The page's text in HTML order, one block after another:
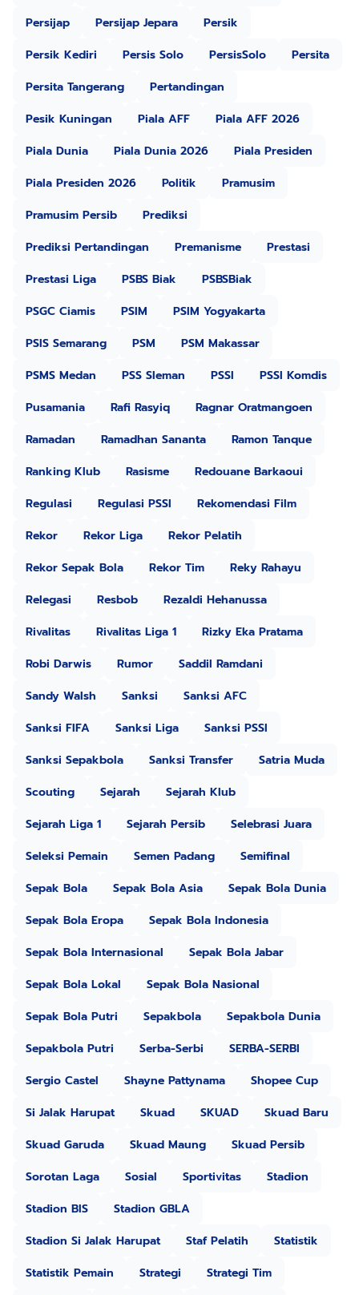
Persijap Persijap Jepara
Persik
Persik Kediri
Persis Solo PersisSolo
Persita
Persita Tangerang
Pertandingan
Pesik Kuningan
Piala AFF
Piala AFF 2026
Piala Dunia
Piala Dunia 2026
Piala Presiden
Piala Presiden 2026
Politik
Pramusim
Pramusim Persib
Prediksi
Prediksi Pertandingan
Premanisme
Prestasi
Prestasi Liga
PSBS Biak
PSBSBiak
PSGC Ciamis
PSIM
PSIM Yogyakarta
PSIS Semarang
PSM
PSM Makassar
PSMS Medan
PSS Sleman PSSI
PSSI Komdis
Pusamania
Rafi Rasyiq
Ragnar Oratmangoen
Ramadan
Ramadhan Sananta
Ramon Tanque
Ranking Klub
Rasisme
Redouane Barkaoui
Regulasi
Regulasi PSSI
Rekomendasi Film
Rekor
Rekor Liga
Rekor Pelatih
Rekor Sepak Bola
Rekor Tim
Reky Rahayu
Relegasi
Resbob
Rezaldi Hehanussa
Rivalitas
Rivalitas Liga 1
Rizky Eka Pratama
Robi Darwis
Rumor
Saddil Ramdani
Sandy Walsh
Sanksi
Sanksi AFC
Sanksi FIFA
Sanksi Liga
Sanksi PSSI
Sanksi Sepakbola
Sanksi Transfer
Satria Muda
Scouting
Sejarah
Sejarah Klub
Sejarah Liga 1
Sejarah Persib
Selebrasi Juara
Seleksi Pemain
Semen Padang
Semifinal
Sepak Bola
Sepak Bola Asia
Sepak Bola Dunia
Sepak Bola Eropa
Sepak Bola Indonesia
Sepak Bola Internasional
Sepak Bola Jabar
Sepak Bola Lokal
Sepak Bola Nasional
Sepak Bola Putri
Sepakbola
Sepakbola Dunia
Sepakbola Putri
Serba-Serbi
SERBA-SERBI
Sergio Castel
Shayne Pattynama
Shopee Cup
Si Jalak Harupat
Skuad SKUAD
Skuad Baru
Skuad Garuda
Skuad Maung
Skuad Persib
Sorotan Laga
Sosial Sportivitas
Stadion
Stadion BIS
Stadion GBLA
Stadion Si Jalak Harupat
Staf Pelatih
Statistik
Statistik Pemain
Strategi
Strategi Tim